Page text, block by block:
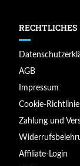
RECHTLICHES
AGB
Impressum
Cookie-Richtlinie
Zahlung und
Affiliate-Login